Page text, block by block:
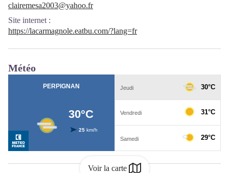
Voir la carte
clairemesa2003@yahoo.fr
Site internet :
https://lacarmagnole.eatbu.com/?lang=fr
Météo